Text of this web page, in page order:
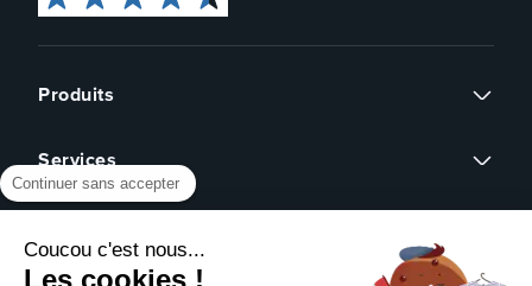
Produits
Cartes de visite
Affiches
Brochures
Éco-responsable
Express 24h
Services
Devis sur mesure
Revendeurs
Qui sommes-nous ?
Continuer sans accepter
Coucou c'est nous...
Les cookies !